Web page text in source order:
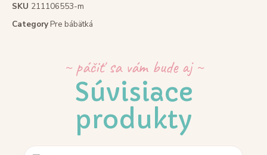
SKU 211106553-m
CategoryPre bábätká
~ páčiť sa vám bude aj ~
Súvisiace
produkty